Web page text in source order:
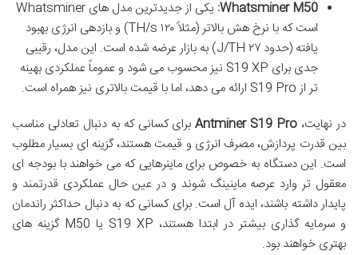
Whatsminer M50:
یکی از جدیدترین مدل های Whatsminer
است که با نرخ هش بالاتر (مثلاً ۱۲۰ TH/s) و بازدهی انرژی بهبود
یافته (حدود ۲۷ J/TH) به بازار عرضه شده است. این مدل، رقیبی
جدی برای S19 XP نیز محسوب می شود و عموماً عملکردی بهینه
تر از S19 Pro ارائه می دهد، اما با قیمت بالاتری نیز همراه است.
در نهایت، Antminer S19 Proبرای کسانی که به دنبال تعادلی مناسب
بین قدرت پردازش، مصرف انرژی و قیمت هستند، گزینه ای بسیار مطلوب
است. این دستگاه به خصوص برای ماینرهایی که می خواهند با بودجه ای
معقول تر وارد عرصه ماینینگ شوند و در عین حال عملکردی قدرتمند و
پایدار داشته باشند، ایده آل است. برای کسانی که به دنبال حداکثر راندمان
و سرمایه گذاری بیشتر در ابتدا هستند، S19 XP یا M50 گزینه های
بهتری خواهند بود.